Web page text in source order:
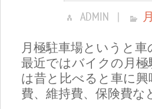
ADMIN
月極駐車場というと
最近ではバイクの月
は昔と比べると車に
費、維持費、保険費